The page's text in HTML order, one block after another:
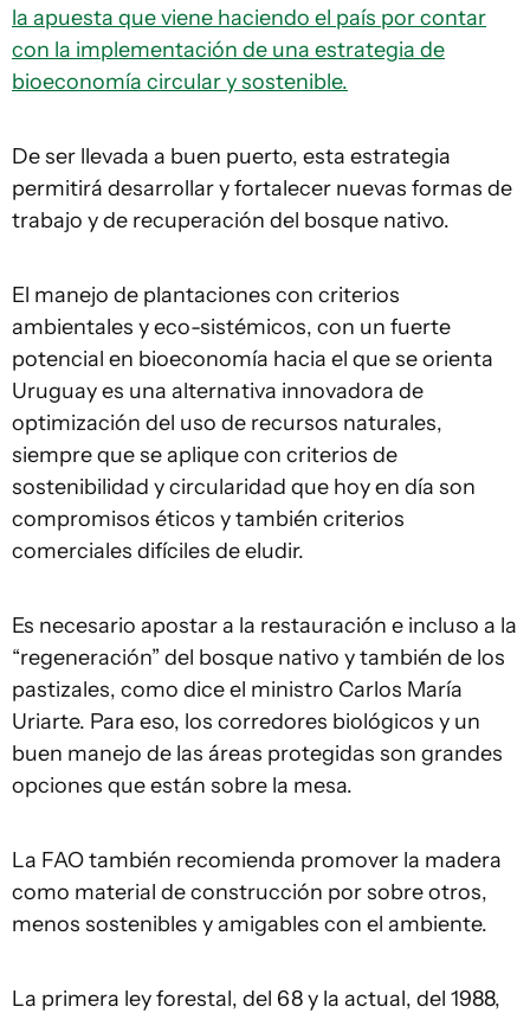
la apuesta que viene haciendo el país por contar
con la implementación de una estrategia de
bioeconomía circular y sostenible.
De ser llevada a buen puerto, esta estrategia
permitirá desarrollar y fortalecer nuevas formas de
trabajo y de recuperación del bosque nativo.
El manejo de plantaciones con criterios
ambientales y eco-sistémicos, con un fuerte
potencial en bioeconomía hacia el que se orienta
Uruguay es una alternativa innovadora de
optimización del uso de recursos naturales,
siempre que se aplique con criterios de
sostenibilidad y circularidad que hoy en día son
compromisos éticos y también criterios
comerciales difíciles de eludir.
Es necesario apostar a la restauración e incluso a la
“regeneración” del bosque nativo y también de los
pastizales, como dice el ministro Carlos María
Uriarte. Para eso, los corredores biológicos y un
buen manejo de las áreas protegidas son grandes
opciones que están sobre la mesa.
La FAO también recomienda promover la madera
como material de construcción por sobre otros,
menos sostenibles y amigables con el ambiente.
La primera ley forestal, del 68 y la actual, del 1988,